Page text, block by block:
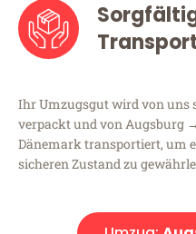
Ihr Umzugsgut wird von uns
verpackt und von Augsburg →
Dänemark transportiert, um
sicheren Zustand zu